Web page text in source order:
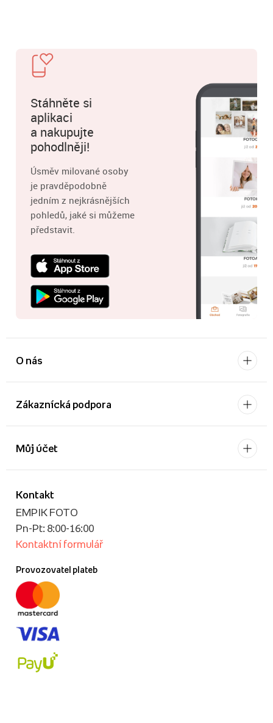
Stáhněte si
aplikaci
a nakupujte
pohodlněji!
Úsměv milované osoby
je pravděpodobně
jedním z nejkrásnějších
pohledů, jaké si můžeme
představit.
O nás
Zákaznícká podpora
Kontakt
EMPIK FOTO
Pn-Pt: 8:00-16:00
Kontaktní formulář
Provozovatel plateb
Můj účet